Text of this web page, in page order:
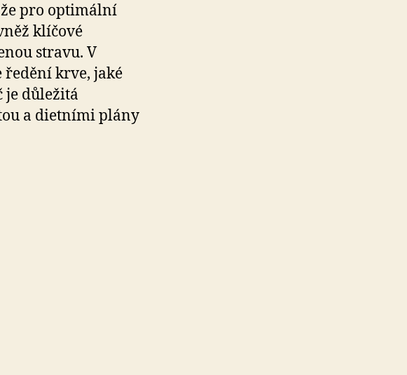
pro optimální
klíčové
stravu. V
krve, jaké
je důležitá
a dietními plány